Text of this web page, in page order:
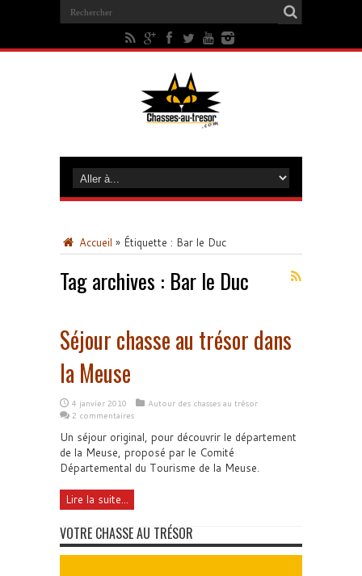
Accueil » Étiquette : Bar le Duc
Tag archives : Bar le Duc
Séjour chasse au trésor dans
la Meuse
4 janvier 2010
Autour des chasses au trésor
2 commentaires
Un séjour original, pour découvrir le département
de la Meuse, proposé par le Comité
Départemental du Tourisme de la Meuse.
Lire la suite...
VOTRE CHASSE AU TRÉSOR